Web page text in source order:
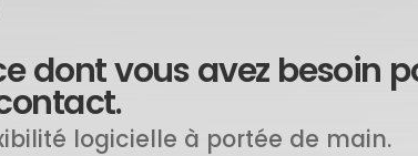
dont vous avez besoin
logicielle à portée de main.